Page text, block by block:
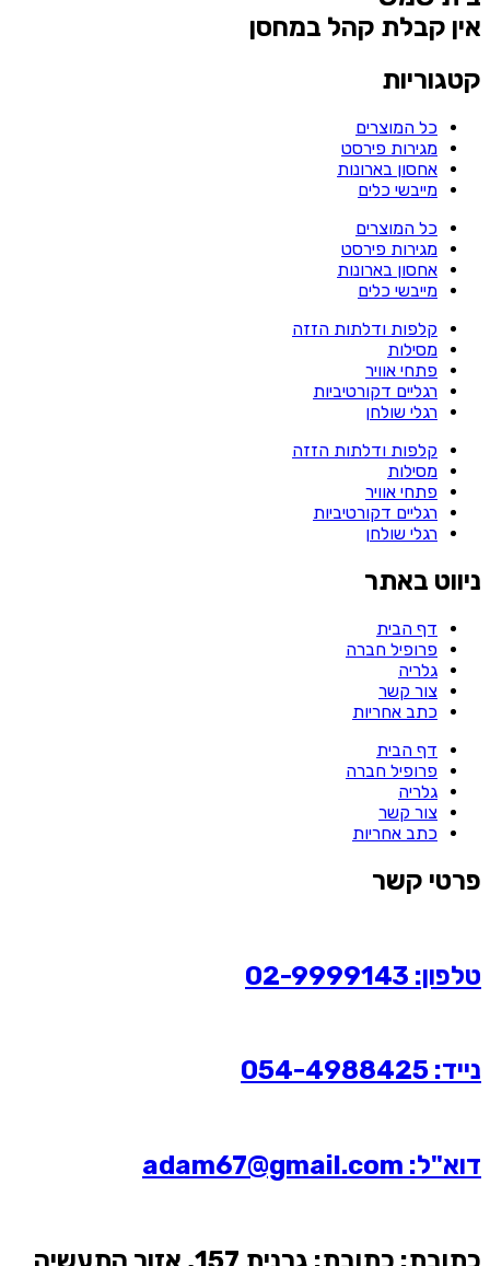
אין קבלת קהל במחסן
קטגוריות
כל המוצרים
מגירות פירסט
אחסון בארונות
מייבשי כלים
כל המוצרים
מגירות פירסט
אחסון בארונות
מייבשי כלים
קלפות ודלתות הזזה
מסילות
פתחי אוויר
רגליים דקורטיביות
רגלי שולחן
קלפות ודלתות הזזה
מסילות
פתחי אוויר
רגליים דקורטיביות
רגלי שולחן
ניווט באתר
דף הבית
פרופיל חברה
גלריה
צור קשר
כתב אחריות
דף הבית
פרופיל חברה
גלריה
צור קשר
כתב אחריות
פרטי קשר
טלפון: 02-9999143
נייד: 054-4988425
דוא"ל: adam67@gmail.com